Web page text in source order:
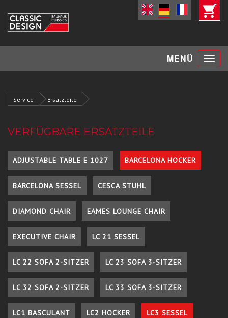
MENÜ Toggle
Service Ersatzteile
VERFÜGBARE ERSATZTEILE
ADJUSTABLE TABLE E 1027 BARCELONA HOCKER
BARCELONA SESSEL CESCA STUHL
DIAMOND CHAIR EAMES LOUNGE CHAIR
EXECUTIVE CHAIR LC 21 SESSEL
LC 22 SOFA 2-SITZER LC 23 SOFA 3-SITZER
LC 32 SOFA 2-SITZER LC 33 SOFA 3-SITZER
LC1 BASCULANT LC2 HOCKER LC3 SESSEL